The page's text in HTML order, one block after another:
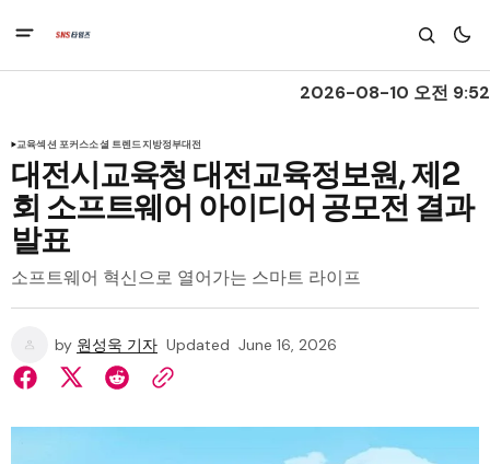
2026-08-10 오전 9:52
교육섹션 포커스소셜 트렌드지방정부대전
대전시교육청 대전교육정보원, 제2
회 소프트웨어 아이디어 공모전 결과
발표
소프트웨어 혁신으로 열어가는 스마트 라이프
by 원성욱 기자 Updated June 16, 2026